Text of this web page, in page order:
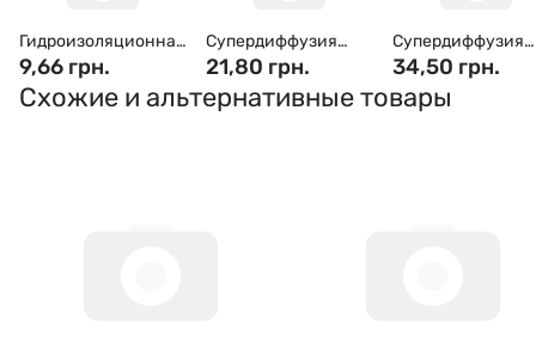
Гидроизоляционная
пленка Masterplast
MASTERFOL FOIL S
MP (75 м2)
9,66 грн.
Супердиффузия
Masterplast DIFOIL-S
21,80 грн.
Супердиффузия
Masterplast
CLASSIC 135г/м2
34,50 грн.
Схожие и альтернативные товары